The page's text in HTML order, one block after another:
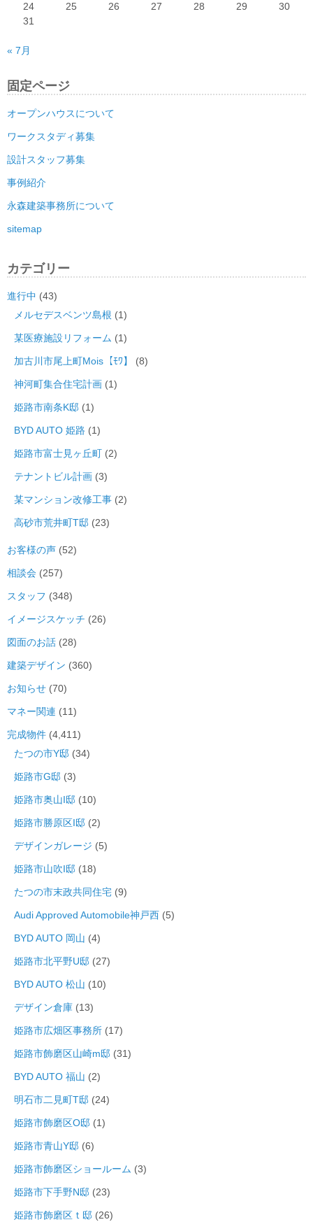
24
25 26 27 28 29
30
31
« 7月
固定ページ
オープンハウスについて
ワークスタディ募集
設計スタッフ募集
事例紹介
永森建築事務所について
sitemap
カテゴリー
進行中 (43)
メルセデスベンツ島根 (1)
某医療施設リフォーム (1)
加古川市尾上町Mois【ﾓﾜ】 (8)
神河町集合住宅計画 (1)
姫路市南条K邸 (1)
BYD AUTO 姫路 (1)
姫路市富士見ヶ丘町 (2)
テナントビル計画 (3)
某マンション改修工事 (2)
高砂市荒井町T邸 (23)
お客様の声 (52)
相談会 (257)
スタッフ (348)
イメージスケッチ (26)
図面のお話 (28)
建築デザイン (360)
お知らせ (70)
マネー関連 (11)
完成物件 (4,411)
たつの市Y邸 (34)
姫路市G邸 (3)
姫路市奥山I邸 (10)
姫路市勝原区I邸 (2)
デザインガレージ (5)
姫路市山吹I邸 (18)
たつの市末政共同住宅 (9)
Audi Approved Automobile神戸西 (5)
BYD AUTO 岡山 (4)
姫路市北平野U邸 (27)
BYD AUTO 松山 (10)
デザイン倉庫 (13)
姫路市広畑区事務所 (17)
姫路市飾磨区山崎m邸 (31)
BYD AUTO 福山 (2)
明石市二見町T邸 (24)
姫路市飾磨区O邸 (1)
姫路市青山Y邸 (6)
姫路市飾磨区ショールーム (3)
姫路市下手野N邸 (23)
姫路市飾磨区ｔ邸 (26)